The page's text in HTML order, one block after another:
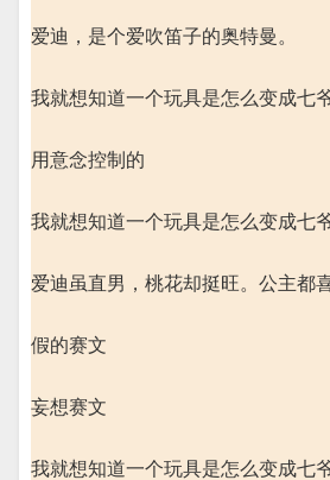
爱迪，是个爱吹笛子的奥特曼。
我就想知道一个玩具是怎么变成七
用意念控制的
我就想知道一个玩具是怎么变成七
爱迪虽直男，桃花却挺旺。公主都
假的赛文
妄想赛文
我就想知道一个玩具是怎么变成七